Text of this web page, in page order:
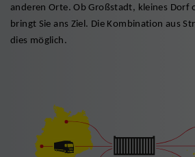
anderen Orte. Ob Großstadt, kleines Dorf
bringt Sie ans Ziel. Die Kombination aus
dies möglich.